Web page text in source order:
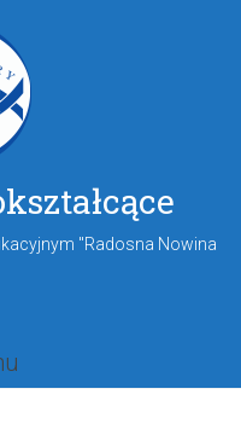
"Radosna Nowina